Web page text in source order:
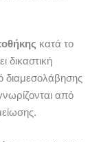
κατά το
δικαστική
διαμεσολάβησης
από